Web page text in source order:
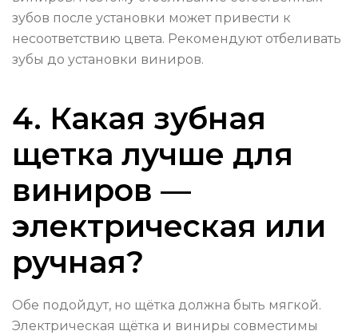
зубов после установки может привести к
несоответствию цвета. Рекомендуют отбеливать
зубы до установки виниров.
4. Какая зубная
щетка лучше для
виниров —
электрическая или
ручная?
Обе подойдут, но щётка должна быть мягкой.
Электрическая щётка и виниры совместимы